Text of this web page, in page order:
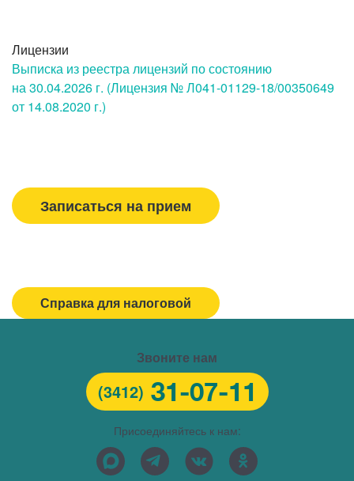
Лицензии
Выписка из реестра лицензий по состоянию
на 30.04.2026 г. (Лицензия № Л041-01129-18/00350649
от 14.08.2020 г.)
Записаться на прием
Справка для налоговой
Звоните нам
(3412) 31-07-11
Присоединяйтесь к нам: